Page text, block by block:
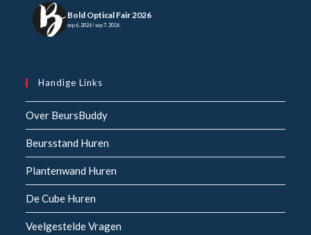
Bold Optical Fair 2026
sep 6, 2026 / sep 7, 2026
Handige Links
Over BeursBuddy
Beursstand Huren
Plantenwand Huren
De Cube Huren
Veelgestelde Vragen